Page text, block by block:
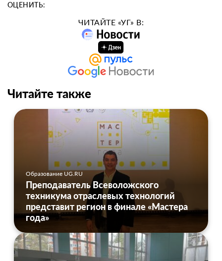
ОЦЕНИТЬ:
ЧИТАЙТЕ «УГ» В:
Читайте также
Образование UG.RU
Преподаватель Всеволожского
техникума отраслевых технологий
представит регион в финале «Мастера
года»